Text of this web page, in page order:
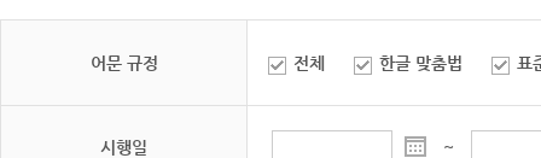
어문 규정 전체 한글 맞춤법 표
시행일 ~